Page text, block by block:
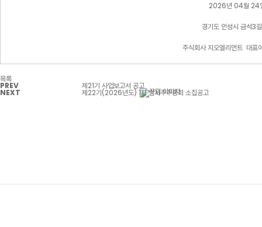
2026년 04월 24
경기도 안성시 금석3길
주식회사 지오엘리먼트 대표
목록
PREV 제21기 사업보고서 공고
NEXT 제22기(2026년도) 1차 임시주주총회 소집공고